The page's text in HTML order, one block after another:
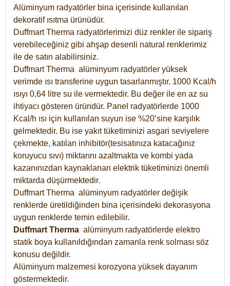
Alüminyum radyatörler bina içerisinde kullanılan
dekoratif ısıtma ürünüdür.
Duffmart Therma radyatörlerimizi düz renkler ile sipariş
verebileceğiniz gibi ahşap desenli natural renklerimiz
ile de satın alabilirsiniz.
Duffmart Therma alüminyum radyatörler yüksek
verimde ısı transferine uygun tasarlanmıştır. 1000 Kcal/h
ısıyı 0,64 litre su ile vermektedir. Bu değer ile en az su
ihtiyacı gösteren üründür. Panel radyatörlerde 1000
Kcal/h ısı için kullanılan suyun ise %20’sine karşılık
gelmektedir. Bu ise yakıt tüketiminizi asgari seviyelere
çekmekte, katılan inhibitör(tesisatınıza katacağınız
koruyucu sıvı) miktarını azaltmakta ve kombi yada
kazanınızdan kaynaklanan elektrik tüketiminizi önemli
miktarda düşürmektedir.
Duffmart Therma alüminyum radyatörler değişik
renklerde üretildiğinden bina içerisindeki dekorasyona
uygun renklerde temin edilebilir.
Duffmart Therma alüminyum radyatörlerde elektro
statik boya kullanıldığından zamanla renk solması söz
konusu değildir.
Alüminyum malzemesi korozyona yüksek dayanım
göstermektedir.